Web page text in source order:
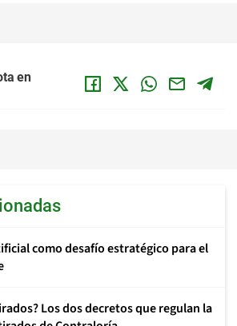
en
como desafío estratégico para el
Los dos decretos que regulan la